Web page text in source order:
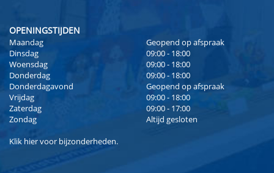
OPENINGSTIJDEN
Maandag
Geopend op afspraak
Dinsdag
09:00 - 18:00
Woensdag
09:00 - 18:00
Donderdag
09:00 - 18:00
Donderdagavond
Geopend op afspraak
Vrijdag
09:00 - 18:00
Zaterdag
09:00 - 17:00
Zondag
Altijd gesloten
Klik hiervoor bijzonderheden.